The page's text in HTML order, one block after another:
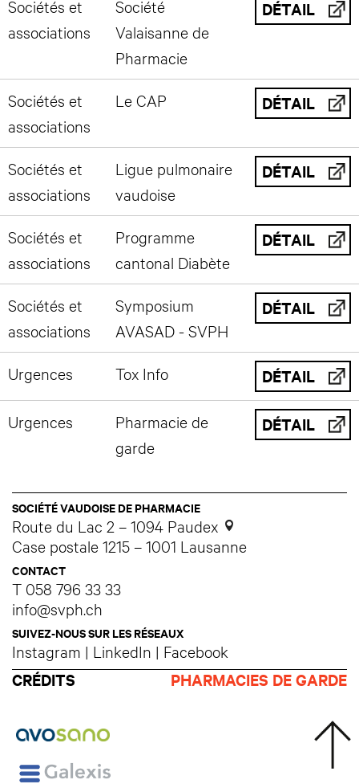
Sociétés et
associations
Société
Valaisanne de
Pharmacie
DÉTAIL
Sociétés et
associations
Le CAP DÉTAIL
Sociétés et
associations
Ligue pulmonaire
vaudoise
DÉTAIL
Sociétés et
associations
Programme
cantonal Diabète
DÉTAIL
Sociétés et
associations
Symposium
AVASAD - SVPH
DÉTAIL
Urgences Tox Info DÉTAIL
Urgences
Pharmacie de
garde
DÉTAIL
SOCIÉTÉ VAUDOISE DE PHARMACIE
Route du Lac 2 – 1094 Paudex
Case postale 1215 – 1001 Lausanne
CONTACT
T 058 796 33 33
info@svph.ch
SUIVEZ-NOUS SUR LES RÉSEAUX
Instagram | LinkedIn | Facebook
CRÉDITS PHARMACIES DE GARDE